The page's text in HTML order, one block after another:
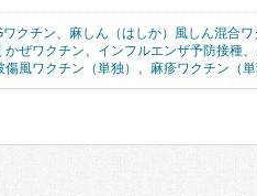
ワクチン、 麻しん（はしか）風しん混合ワ
かぜワクチン、 インフルエンザ予防接種、
傷風ワクチン（単独） 、 麻疹ワクチン（単